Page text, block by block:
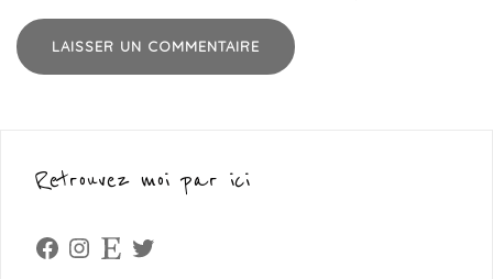
Retrouvez moi par ici
Facebook
Instagram
Etsy Twitter